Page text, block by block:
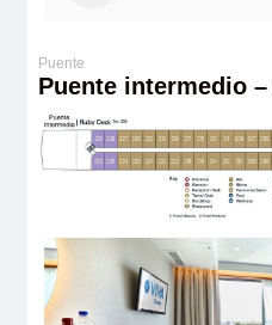
Puente intermedio